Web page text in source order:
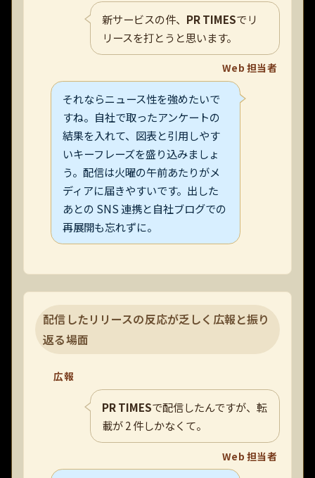
新サービスの件、 PR TIMESでリ
リースを打とうと思います。
Web 担当者
それならニュース性を強めたいで
すね。自社で取ったアンケートの
結果を入れて、図表と引用しやす
いキーフレーズを盛り込みましょ
う。配信は火曜の午前あたりがメ
ディアに届きやすいです。出した
あとの SNS 連携と自社ブログでの
再展開も忘れずに。
配信したリリースの反応が乏しく広報と振り
返る場面
広報
PR TIMESで配信したんですが、転
載が 2 件しかなくて。
Web 担当者